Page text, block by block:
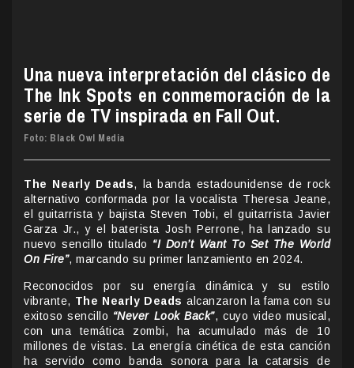
Una nueva interpretación del clásico de
The Ink Spots en conmemoración de la
serie de TV inspirada en Fall Out.
Foto: Black Owl Media
The Nearly Deads, la banda estadounidense de rock
alternativo conformada por la vocalista Theresa Jeane,
el guitarrista y bajista Steven Tobi, el guitarrista Javier
Garza Jr., y el baterista Josh Perrone, ha lanzado su
nuevo sencillo titulado “I Don’t Want To Set The World
On Fire”, marcando su primer lanzamiento en 2024.
Reconocidos por su energía dinámica y su estilo
vibrante, The Nearly Deads alcanzaron la fama con su
exitoso sencillo “Never Look Back”, cuyo video musical,
con una temática zombi, ha acumulado más de 10
millones de vistas. La energía cinética de esta canción
ha servido como banda sonora para la catarsis de